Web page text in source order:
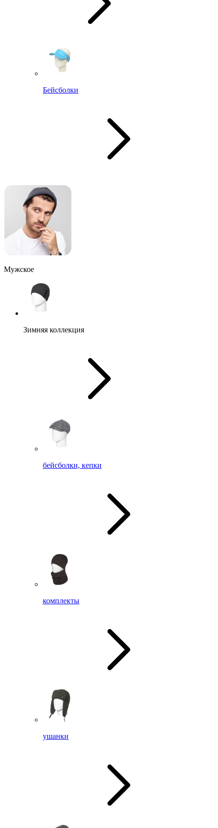
Бейсболки
Мужское
Зимняя коллекция
бейсболки, кепки
комплекты
ушанки